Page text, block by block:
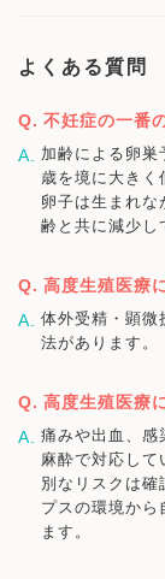
よくある質問
不妊症の一番
加齢による卵巣
歳を境に大きく
卵子は生まれな
齢と共に減少し
高度生殖医療
体外受精・顕微
法があります。
高度生殖医療
痛みや出血、
麻酔で対応し
別なリスクは確
プスの環境から
ます。